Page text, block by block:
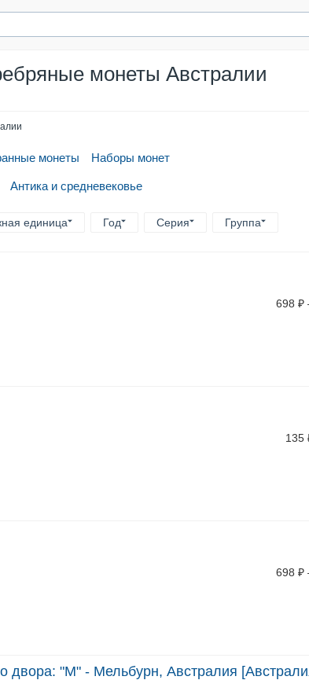
монеты Австралии
монеты Наборы монет
Антика и средневековье
единица Год Серия Группа
698 ₽
135
698 ₽
двора: "M" - Мельбурн, Австралия